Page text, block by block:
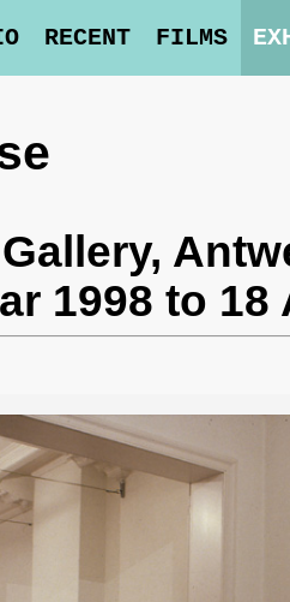
RECENT FILMS
,
1998 to 18